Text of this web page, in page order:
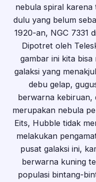
nebula spiral karena
dulu yang belum
1920-an, NGC 7331
Dipotret oleh
gambar ini kita
galaksi yang
debu gelap,
berwarna kebiruan,
merupakan nebula
Eits, Hubble tidak
melakukan
pusat galaksi ini,
berwarna kuning
populasi bintang-